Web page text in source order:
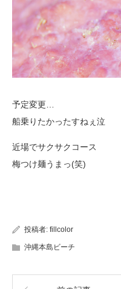
予定変更…
船乗りたかったすねぇ泣
近場でサクサクコース
梅つけ麺うまっ(笑)
投稿者: fillcolor
沖縄本島ビーチ